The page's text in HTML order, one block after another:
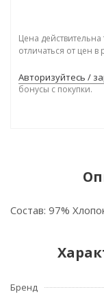
Цена
отличаться от цен
Авторизуйтесь /
бонусы с покупки.
Состав: 97%
Бренд